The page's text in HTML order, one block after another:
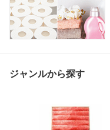
ジャンルから探す